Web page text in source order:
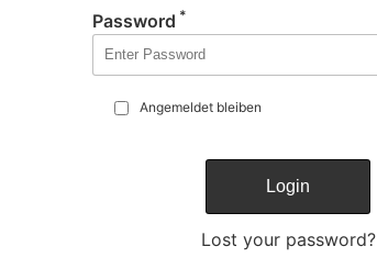
Password *
Angemeldet bleiben
Lost your password?